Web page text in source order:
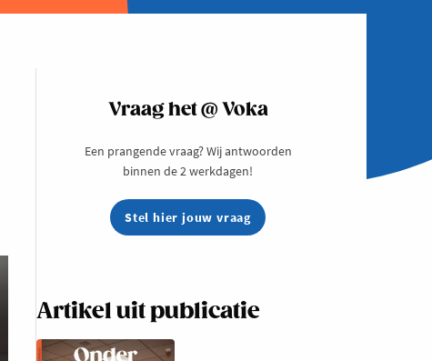
Vraag het @ Voka
Een prangende vraag? Wij antwoorden
binnen de 2 werkdagen!
Stel hier jouw vraag
Artikel uit publicatie